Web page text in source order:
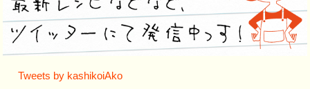
Tweets by kashikoiAko